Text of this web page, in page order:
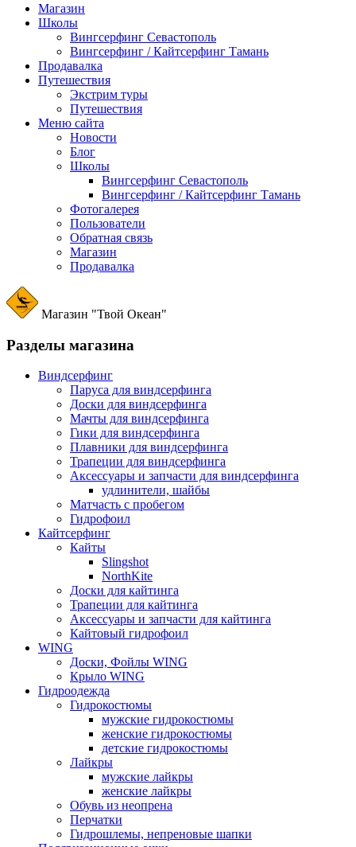
Магазин
Школы
Вингсерфинг Севастополь
Вингсерфинг / Кайтсерфинг Тамань
Продавалка
Путешествия
Экстрим туры
Путешествия
Меню сайта
Новости
Блог
Школы
Вингсерфинг Севастополь
Вингсерфинг / Кайтсерфинг Тамань
Фотогалерея
Пользователи
Обратная связь
Магазин
Продавалка
Магазин "Твой Океан"
Разделы магазина
Виндсерфинг
Паруса для виндсерфинга
Доски для виндсерфинга
Мачты для виндсерфинга
Гики для виндсерфинга
Плавники для виндсерфинга
Трапеции для виндсерфинга
Аксессуары и запчасти для виндсерфинга
удлинители, шайбы
Матчасть с пробегом
Гидрофоил
Кайтсерфинг
Кайты
Slingshot
NorthKite
Доски для кайтинга
Трапеции для кайтинга
Аксессуары и запчасти для кайтинга
Кайтовый гидрофоил
WING
Доски, Фойлы WING
Крыло WING
Гидроодежда
Гидрокостюмы
мужские гидрокостюмы
женские гидрокостюмы
детские гидрокостюмы
Лайкры
мужские лайкры
женские лайкры
Обувь из неопрена
Перчатки
Гидрошлемы, непреновые шапки